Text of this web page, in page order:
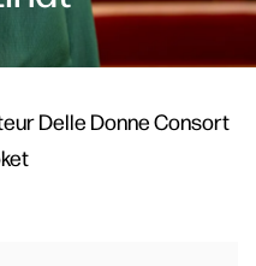
Delle Donne Consort